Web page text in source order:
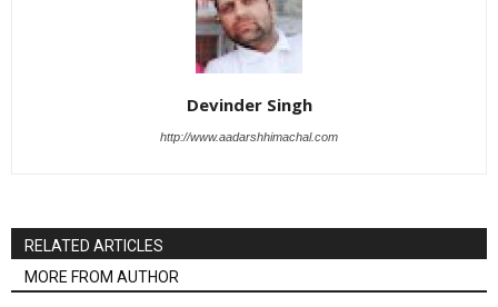
Devinder Singh
http://www.aadarshhimachal.com
RELATED ARTICLES
MORE FROM AUTHOR